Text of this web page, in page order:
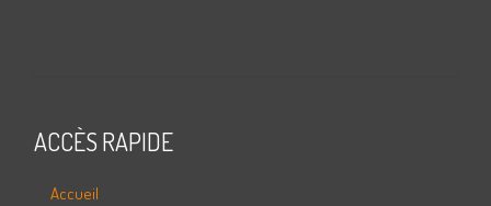
ACCÈS RAPIDE
Accueil